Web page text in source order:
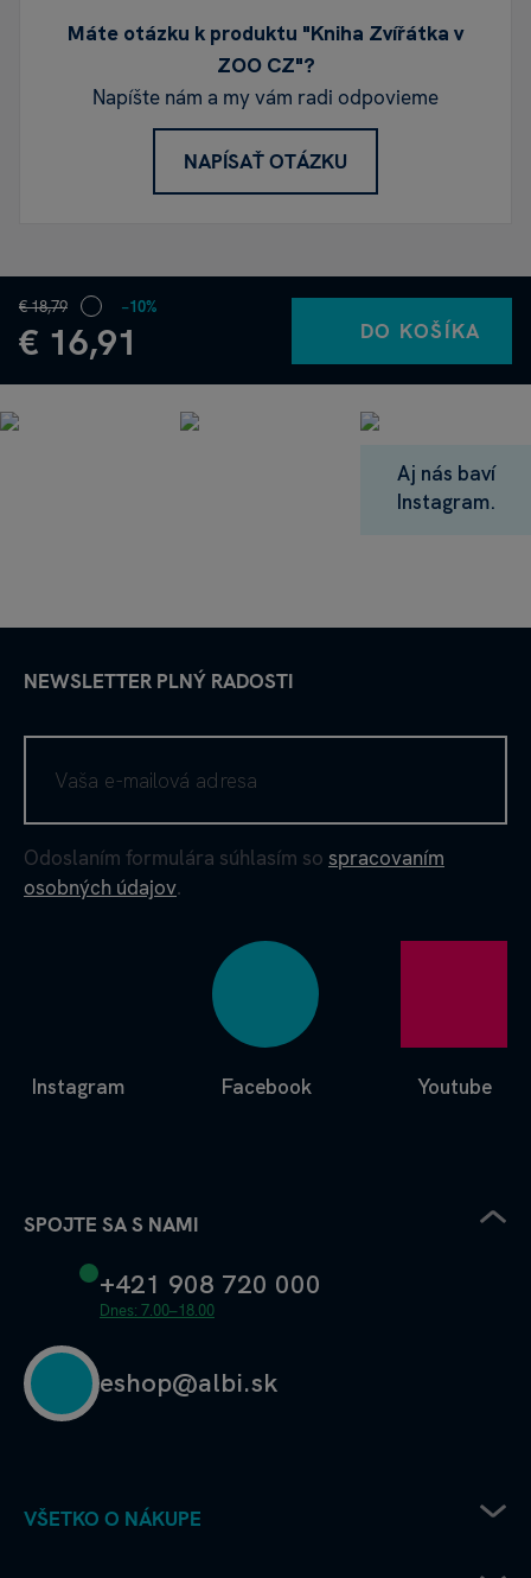
Máte otázku k produktu "Kniha Zvířátka v
ZOO CZ"?
Napíšte nám a my vám radi odpovieme
NAPÍSAŤ OTÁZKU
€ 18,79
€ 16,91
−10%
DO KOŠÍKA
Aj nás baví
Instagram.
NEWSLETTER PLNÝ RADOSTI
Odoslaním formulára súhlasím so spracovaním
osobných údajov.
Facebook
Instagram Youtube
SPOJTE SA S NAMI
+421 908 720 000
Dnes: 7.00–18.00
eshop@albi.sk
VŠETKO O NÁKUPE